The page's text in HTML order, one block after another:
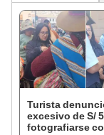
Turista
excesivo de S/
fotografiarse